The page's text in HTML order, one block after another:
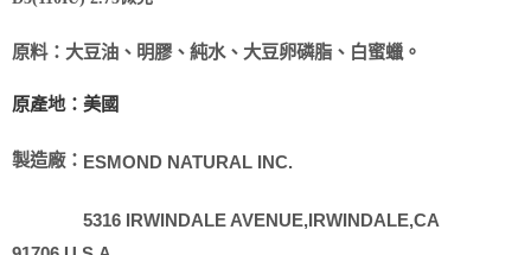
原料：大豆油、明膠、純水、大豆卵磷脂、白蜜蠟。
原產地：美國
製造廠： ESMOND NATURAL INC.
5316 IRWINDALE AVENUE,IRWINDALE,CA